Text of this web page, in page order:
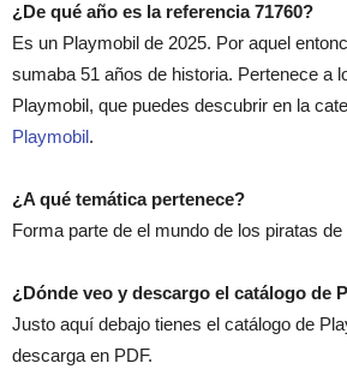
¿De qué año es la referencia 71760?
Es un Playmobil de 2025. Por aquel
sumaba 51 años de historia. Pertenece a
Playmobil, que puedes descubrir en la
Playmobil.
¿A qué temática pertenece?
Forma parte de el mundo de los piratas
¿Dónde veo y descargo el catálogo de
Justo aquí debajo tienes el catálogo de
descarga en PDF.